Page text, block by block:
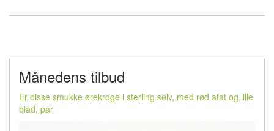
Månedens tilbud
Er disse smukke ørekroge i sterling sølv, med rød afat og lille
blad, par